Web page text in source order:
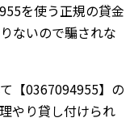
を使う正規の貸金
ないので騙されな
【0367094955】の
やり貸し付けられ